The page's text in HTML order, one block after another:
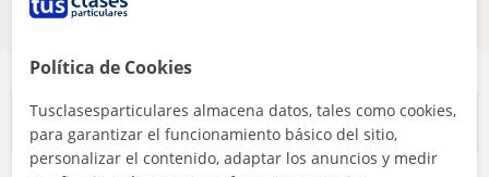
Eliminar filtros
Clases más buscadas
Política de Cookies
Tusclasesparticulares almacena datos, tales como cookies,
para garantizar el funcionamiento básico del sitio,
personalizar el contenido, adaptar los anuncios y medir